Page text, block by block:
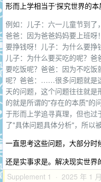
形而上学相当于‘探究世界的本
例如：儿子：六一儿童节到了
爸爸：因为爸爸妈妈要上班
要挣钱呀！儿子：为什么要挣
儿子：为什么要买吃的呢？
要吃饭呢？爸爸：因为不吃
呢？爸爸：……很多问题就是
天的问题，这个问题往往就
的就是所谓的"存在的本质"的
于形而上学追寻真理，但也
了"具体问题具体分析"，所以
一直思考这些问题，大部分时
还是实事求是。解决现实世界
Supplement 1 · 2025 年 1